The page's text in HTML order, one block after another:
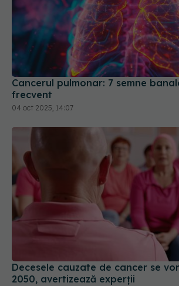
Cancerul pulmonar: 7 semne
frecvent
04 oct 2025, 14:07
Decesele cauzate de cancer se
2050, avertizează experții